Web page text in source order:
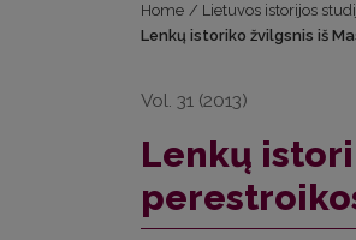
Home / Lietuvos istorijos
Lenkų istoriko žvilgsnis iš
Vol. 31 (2013)
Lenkų